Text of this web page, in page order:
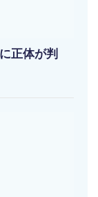
正体が判